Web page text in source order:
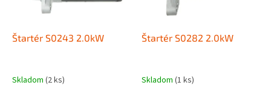
Štartér S0243 2.0kW
Skladom (2 ks)
Štartér S0282 2.0kW
Skladom (1 ks)